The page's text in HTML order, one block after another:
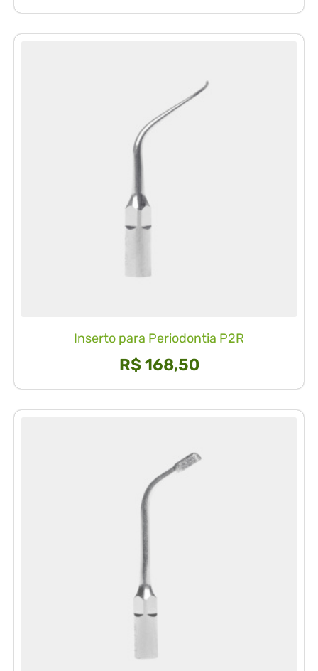
Inserto para Periodontia P2R
R$168,50